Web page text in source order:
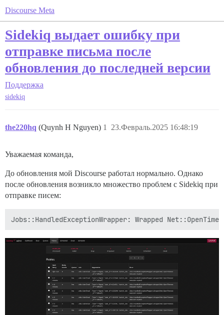
Discourse Meta
Sidekiq выдает ошибку при
отправке письма после
обновления до последней версии
Поддержка
sidekiq
the220hq (Quynh H Nguyen) 23.Февраль.2025 16:48:19
1
Уважаемая команда,
До обновления мой Discourse работал нормально. Однако
после обновления возникло множество проблем с Sidekiq при
отправке писем: